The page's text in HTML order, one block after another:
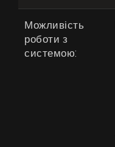
Можливість
роботи з
системою: